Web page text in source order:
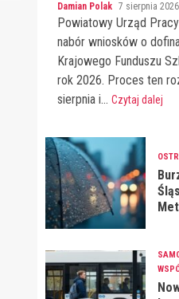
Damian Polak 7 sierpnia 2026
Powiatowy Urząd
nabór wniosków o
Krajowego Funduszu
rok 2026. Proces ten
sierpnia i... Czytaj dalej